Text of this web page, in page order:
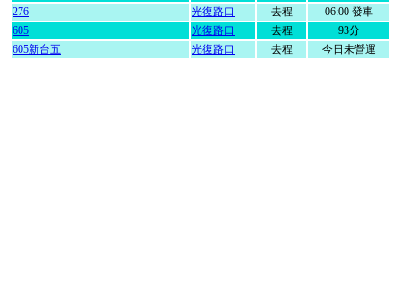
276
光復路口 去程
06:00 發車
605
光復路口 去程
93分
605新台五
光復路口 去程 今日未營運